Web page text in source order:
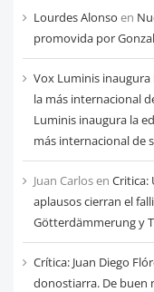
cada
mes
Lourdes Alonso en
promovida por
Vox Luminis inaugura
la más internacional
Luminis inaugura la
más internacional de
Juan Carlosen Critica:
aplausos cierran el
Götterdämmerung y
Crítica: Juan Diego
donostiarra. De buen